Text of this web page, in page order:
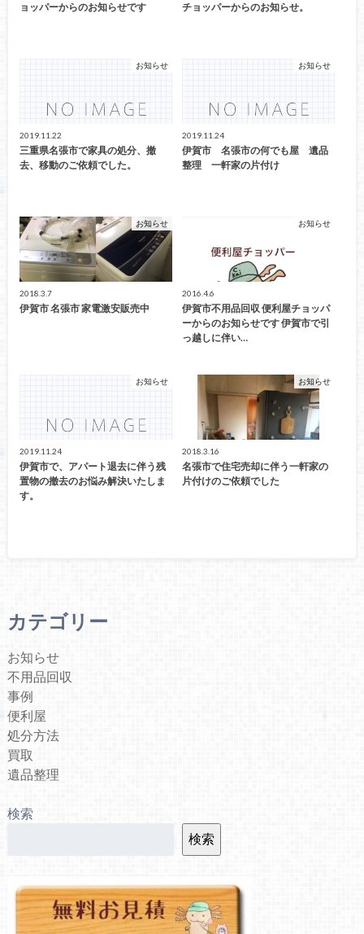
ョッパーからのお知らせです
チョッパーからのお知らせ。
お知らせ
2019.11.22
三重県名張市で家具の処分、撤
去、移動のご依頼でした。
お知らせ
2019.11.24
伊賀市 名張市の何でも屋 遺品
整理 一軒家の片付け
お知らせ
2018.3.7
伊賀市 名張市 家電激安販売中
お知らせ
2016.4.6
伊賀市不用品回収 便利屋チョッパ
ーからのお知らせです 伊賀市で引
っ越しに伴い…
お知らせ
2019.11.24
伊賀市で、アパート退去に伴う残
置物の撤去のお悩み解決いたしま
す。
お知らせ
2018.3.16
名張市で住宅売却に伴う一軒家の
片付けのご依頼でした
カテゴリー
お知らせ
不用品回収
事例
便利屋
処分方法
買取
遺品整理
検索
検索